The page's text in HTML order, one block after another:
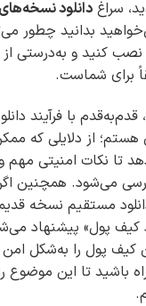
سراغ دانلود
بدانید چطور
نصب کنید و به‌درستی
برای شماست.
قدم‌به‌قدم با فرآیند
از دلایلی که
تا نکات امنیتی
می‌شود. همچنین
مستقیم نسخه
کیف پول» پیشنهاد
پول را به‌شکل امن
باشید تا این موضوع